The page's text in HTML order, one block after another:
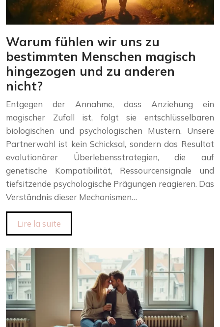
Warum fühlen wir uns zu
bestimmten Menschen magisch
hingezogen und zu anderen
nicht?
Entgegen der Annahme, dass Anziehung ein
magischer Zufall ist, folgt sie entschlüsselbaren
biologischen und psychologischen Mustern. Unsere
Partnerwahl ist kein Schicksal, sondern das Resultat
evolutionärer Überlebensstrategien, die auf
genetische Kompatibilität, Ressourcensignale und
tiefsitzende psychologische Prägungen reagieren. Das
Verständnis dieser Mechanismen…
Lire la suite